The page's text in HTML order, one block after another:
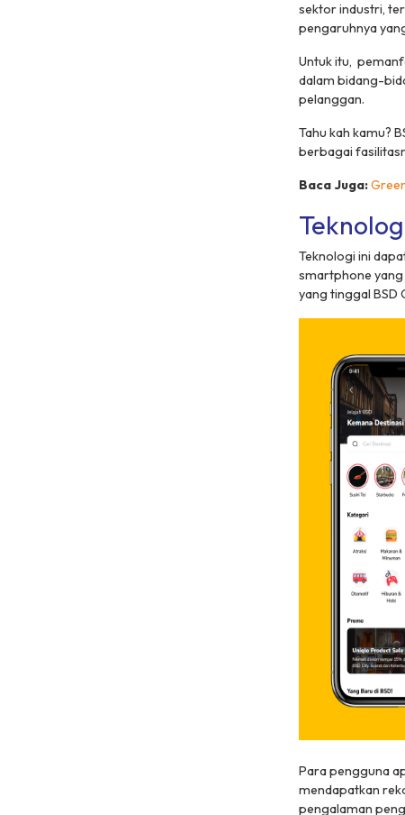
sektor industri,
pengaruhnya
Untuk itu,
dalam bidang-
pelanggan.
Tahu kah kamu?
berbagai
Baca Juga:
Teknologi ini
smartphone yang
yang tinggal BSD
Para pengguna
mendapatkan
pengalaman